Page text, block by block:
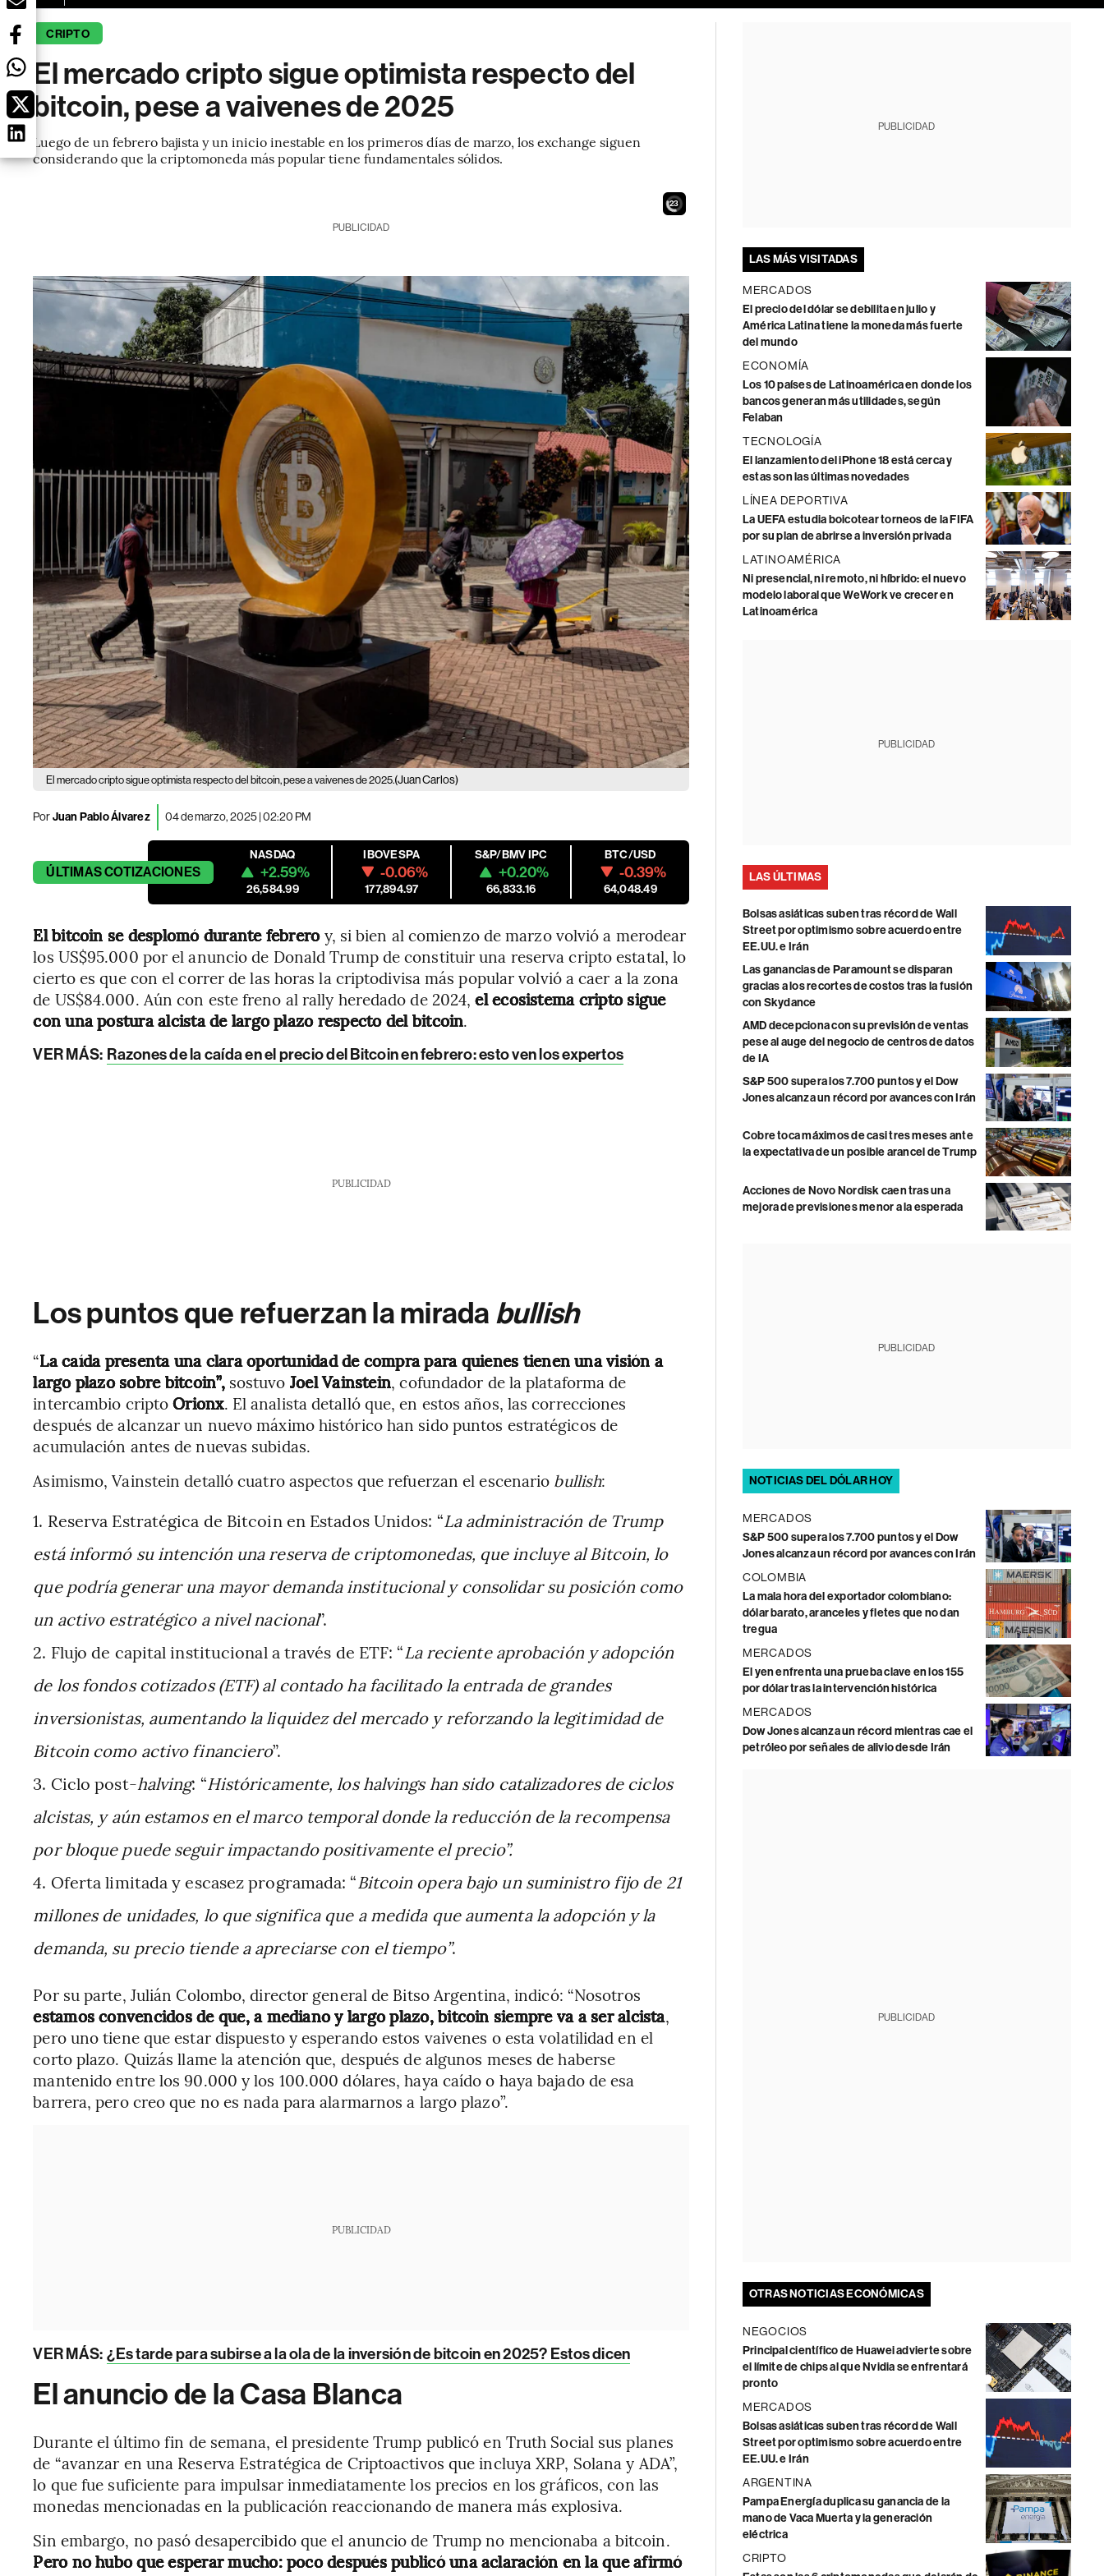
CRIPTO
El mercado cripto sigue optimista respecto del
bitcoin, pese a vaivenes de 2025
Luego de un febrero bajista y un inicio inestable en los primeros días de marzo, los exchange siguen
considerando que la criptomoneda más popular tiene fundamentales sólidos.
21
PUBLICIDAD
El mercado cripto sigue optimista respecto del bitcoin, pese a vaivenes de 2025.(Juan Carlos)
PorJuan Pablo Álvarez 04 de marzo, 2025 | 02:20 PM
ÚLTIMASCOTIZACIONES
NASDAQ
+2.59%
26,584.99
IBOVESPA
-0.06%
177,894.97
S&P/BMV IPC
+0.20%
66,833.16
BTC/USD
-0.39%
64,048.49
El bitcoin se desplomó durante febreroy, si bien al comienzo de marzo volvió a merodear
los US$95.000 por el anuncio de Donald Trump de constituir una reserva cripto estatal, lo
cierto es que con el correr de las horas la criptodivisa más popular volvió a caer a la zona
de US$84.000. Aún con este freno al rally heredado de 2024,el ecosistema cripto sigue
con una postura alcista de largo plazo respecto del bitcoin.
VER MÁS: Razones de la caída en el precio del Bitcoin en febrero: esto ven los expertos
PUBLICIDAD
Los puntos que refuerzan la mirada bullish
“La caída presenta una clara oportunidad de compra para quienes tienen una visión a
largo plazo sobre bitcoin”,sostuvo Joel Vainstein, cofundador de la plataforma de
intercambio criptoOrionx. El analista detalló que, en estos años, las correcciones
después de alcanzar un nuevo máximo histórico han sido puntos estratégicos de
acumulación antes de nuevas subidas.
Asimismo, Vainstein detalló cuatro aspectos que refuerzan el escenario bullish:
Reserva Estratégica de Bitcoin en Estados Unidos: “La administración de Trump
está informó su intención una reserva de criptomonedas, que incluye al Bitcoin, lo
que podría generar una mayor demanda institucional y consolidar su posición como
un activo estratégico a nivel nacional”.
Flujo de capital institucional a través de ETF: “La reciente aprobación y adopción
de los fondos cotizados (ETF) al contado ha facilitado la entrada de grandes
inversionistas, aumentando la liquidez del mercado y reforzando la legitimidad de
Bitcoin como activo financiero”.
Ciclo post-halving: “Históricamente, los halvings han sido catalizadores de ciclos
alcistas, y aún estamos en el marco temporal donde la reducción de la recompensa
por bloque puede seguir impactando positivamente el precio”.
Oferta limitada y escasez programada: “Bitcoin opera bajo un suministro fijo de 21
millones de unidades, lo que significa que a medida que aumenta la adopción y la
demanda, su precio tiende a apreciarse con el tiempo”.
Por su parte, Julián Colombo, director general de Bitso Argentina, indicó: “Nosotros
estamos convencidos de que, a mediano y largo plazo, bitcoin siempre va a ser alcista,
pero uno tiene que estar dispuesto y esperando estos vaivenes o esta volatilidad en el
corto plazo. Quizás llame la atención que, después de algunos meses de haberse
mantenido entre los 90.000 y los 100.000 dólares, haya caído o haya bajado de esa
barrera, pero creo que no es nada para alarmarnos a largo plazo”.
PUBLICIDAD
VER MÁS: ¿Es tarde para subirse a la ola de la inversión de bitcoin en 2025? Estos dicen
El anuncio de la Casa Blanca
Durante el último fin de semana, el presidente Trump publicó en Truth Social sus planes
de “avanzar en una Reserva Estratégica de Criptoactivos que incluya XRP, Solana y ADA”,
lo que fue suficiente para impulsar inmediatamente los precios en los gráficos, con las
monedas mencionadas en la publicación reaccionando de manera más explosiva.
Sin embargo, no pasó desapercibido que el anuncio de Trump no mencionaba a bitcoin.
Pero no hubo que esperar mucho: poco después publicó una aclaración en la que afirmó
PUBLICIDAD
LAS MÁS VISITADAS
MERCADOS
El precio del dólar se debilita en julio y
América Latina tiene la moneda más fuerte
del mundo
ECONOMÍA
Los 10 países de Latinoamérica en donde los
bancos generan más utilidades, según
Felaban
TECNOLOGÍA
El lanzamiento del iPhone 18 está cerca y
estas son las últimas novedades
LÍNEA DEPORTIVA
La UEFA estudia boicotear torneos de la FIFA
por su plan de abrirse a inversión privada
LATINOAMÉRICA
Ni presencial, ni remoto, ni híbrido: el nuevo
modelo laboral que WeWork ve crecer en
Latinoamérica
PUBLICIDAD
LAS ÚLTIMAS
Bolsas asiáticas suben tras récord de Wall
Street por optimismo sobre acuerdo entre
EE.UU. e Irán
Las ganancias de Paramount se disparan
gracias a los recortes de costos tras la fusión
con Skydance
AMD decepciona con su previsión de ventas
pese al auge del negocio de centros de datos
de IA
S&P 500 supera los 7.700 puntos y el Dow
Jones alcanza un récord por avances con Irán
Cobre toca máximos de casi tres meses ante
la expectativa de un posible arancel de Trump
Acciones de Novo Nordisk caen tras una
mejora de previsiones menor a la esperada
PUBLICIDAD
NOTICIAS DEL DÓLAR HOY
MERCADOS
S&P 500 supera los 7.700 puntos y el Dow
Jones alcanza un récord por avances con Irán
COLOMBIA
La mala hora del exportador colombiano:
dólar barato, aranceles y fletes que no dan
tregua
MERCADOS
El yen enfrenta una prueba clave en los 155
por dólar tras la intervención histórica
MERCADOS
Dow Jones alcanza un récord mientras cae el
petróleo por señales de alivio desde Irán
PUBLICIDAD
OTRAS NOTICIAS ECONÓMICAS
NEGOCIOS
Principal científico de Huawei advierte sobre
el límite de chips al que Nvidia se enfrentará
pronto
MERCADOS
Bolsas asiáticas suben tras récord de Wall
Street por optimismo sobre acuerdo entre
EE.UU. e Irán
ARGENTINA
Pampa Energía duplica su ganancia de la
mano de Vaca Muerta y la generación
eléctrica
CRIPTO